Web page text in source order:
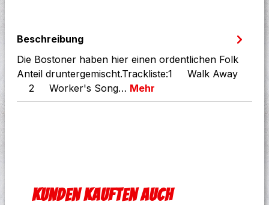
Beschreibung
Die Bostoner haben hier einen ordentlichen Folk
Anteil druntergemischt.Trackliste:1 Walk Away
2 Worker's Song… Mehr
Produktgalerie überspringen
Kunden kauften auch